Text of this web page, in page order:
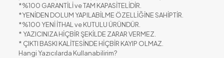
*%100 GARANTİLİ ve TAM KAPASİTELİDİR.
*YENİDEN DOLUM YAPILABİLME ÖZELLİĞİNE SAHİPTİR.
*%100 YENİ İTHAL ve KUTULU ÜRÜNDÜR.
* YAZICINIZA HİÇBİR ŞEKİLDE ZARAR VERMEZ.
* ÇIKTI BASKI KALİTESİNDE HİÇBİR KAYIP OLMAZ.
Hangi Yazıcılarda Kullanabilirim?